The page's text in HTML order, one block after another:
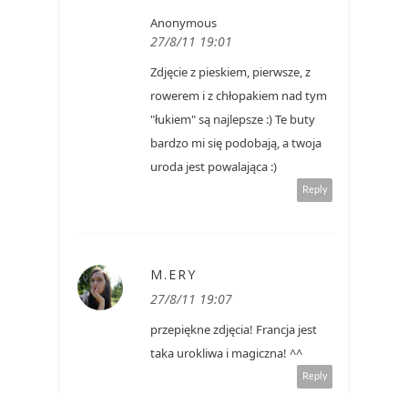
Anonymous
27/8/11 19:01
Zdjęcie z pieskiem, pierwsze, z
rowerem i z chłopakiem nad tym
"łukiem" są najlepsze :) Te buty
bardzo mi się podobają, a twoja
uroda jest powalająca :)
Reply
M.ERY
27/8/11 19:07
przepiękne zdjęcia! Francja jest
taka urokliwa i magiczna! ^^
Reply